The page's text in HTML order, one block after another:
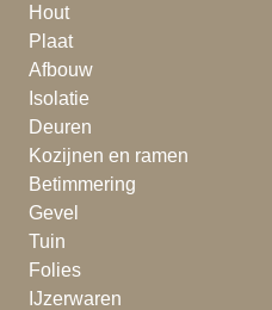
Hout
Plaat
Afbouw
Isolatie
Deuren
Kozijnen en ramen
Betimmering
Gevel
Tuin
Folies
IJzerwaren